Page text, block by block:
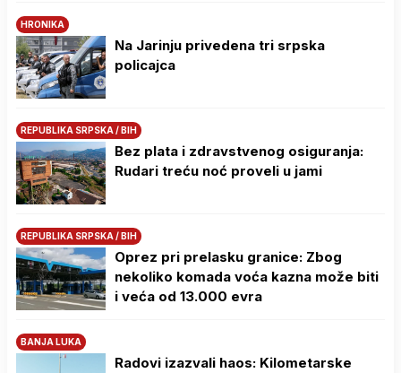
HRONIKA
Na Јarinju privedena tri srpska
policajca
REPUBLIKA SRPSKA / BIH
Bez plata i zdravstvenog osiguranja:
Rudari treću noć proveli u jami
REPUBLIKA SRPSKA / BIH
Oprez pri prelasku granice: Zbog
nekoliko komada voća kazna može biti
i veća od 13.000 evra
BANJA LUKA
Radovi izazvali haos: Kilometarske